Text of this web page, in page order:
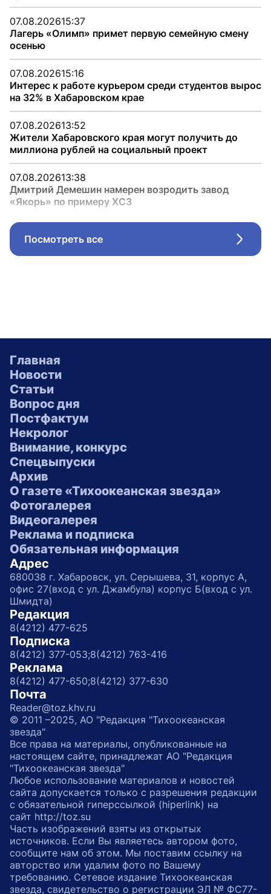
07.08.202615:37
Лагерь «Олимп» примет первую семейную смену
осенью
07.08.202615:16
Интерес к работе курьером среди студентов вырос
на 32% в Хабаровском крае
07.08.202613:52
Жители Хабаровского края могут получить до
миллиона рублей на социальный проект
07.08.202613:38
Дмитрий Демешин намерен возродить завод
«Якорь» по примеру ХСЗ
Посмотреть все
Главная
Новости
Статьи
Вопрос дня
Постфактум
Некролог
Внимание, конкурс
Спецвыпуски
Архив
О газете «Тихоокеанская звезда»
Фотогалерея
Видеогалерея
Реклама и подписка
Обязательная информация
Адрес
680038 г. Хабаровск, ул. Серышева, 31, корпус А,
офис 27(вход с ул. Джамбула) корпус Б(вход с ул.
Шмидта)
Редакция
8(4212) 477-625
Подписка
8(4212) 377-053;8(4212) 763-416
Реклама
8(4212) 477-650;8(4212) 377-630
Почта
Reader@toz.khv.ru
© 2011 –2025, АО "Редакция "Тихоокеанская
звезда"
Все права на материалы, опубликованные на
настоящем сайте, принадлежат АО "Редакция
"Тихоокеанская звезда"
Любое использование материалов и новостей
сайта допускается только с разрешения редакции
с обязательной гиперссылкой (hiperlink) на
сайт http://toz.su
Часть изображений взяты из открытых
источников. Если Вы являетесь автором фото,
сообщите нам об этом. Мы поставим ссылку на
авторство или удалим фото по Вашему
требованию. Сетевое издание Тихоокеанская
звезда, свидетельство о регистрации ЭЛ № ФС77-